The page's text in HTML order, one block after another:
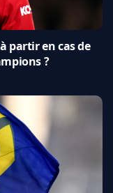
partir en cas de
?